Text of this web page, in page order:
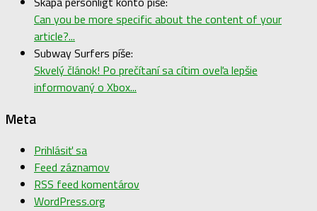
Can you be more specific about the content of your
article?...
Subway Surfers píše:
Skvelý článok! Po prečítaní sa cítim oveľa lepšie
informovaný o Xbox...
Meta
Prihlásiť sa
Feed záznamov
RSS feed komentárov
WordPress.org